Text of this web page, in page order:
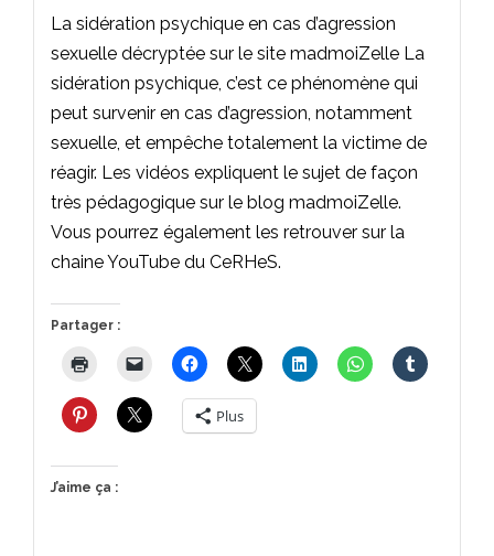
La sidération psychique en cas d’agression
sexuelle décryptée sur le site madmoiZelle La
sidération psychique, c’est ce phénomène qui
peut survenir en cas d’agression, notamment
sexuelle, et empêche totalement la victime de
réagir. Les vidéos expliquent le sujet de façon
très pédagogique sur le blog madmoiZelle.
Vous pourrez également les retrouver sur la
chaine YouTube du CeRHeS.
Partager :
Plus
J’aime ça :